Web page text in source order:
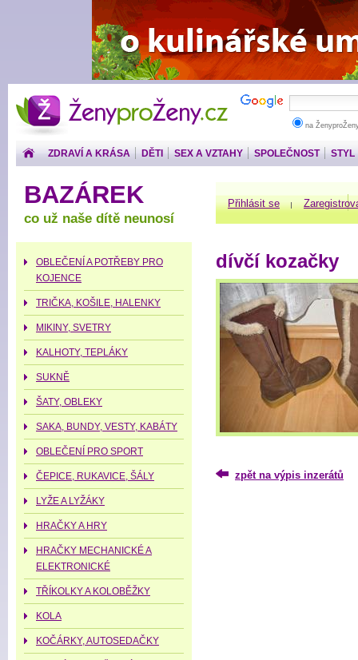
ŽenyproŽeny.cz
na
ZDRAVÍ A KRÁSA DĚTI SEX A VZTAHY SPOLEČNOST STYL
Přihlásit se
dívčí kozačky
zpět na výpis inzerátů
BAZÁREK
co už naše dítě neunosí
OBLEČENÍ A POTŘEBY PRO
KOJENCE
TRIČKA, KOŠILE, HALENKY
MIKINY, SVETRY
KALHOTY, TEPLÁKY
SUKNĚ
ŠATY, OBLEKY
SAKA, BUNDY, VESTY, KABÁTY
OBLEČENÍ PRO SPORT
ČEPICE, RUKAVICE, ŠÁLY
LYŽE A LYŽÁKY
HRAČKY A HRY
HRAČKY MECHANICKÉ A
ELEKTRONICKÉ
TŘÍKOLKY A KOLOBĚŽKY
KOLA
KOČÁRKY, AUTOSEDAČKY